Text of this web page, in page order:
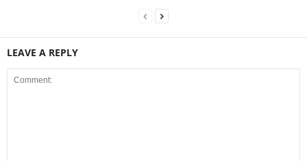
LEAVE A REPLY